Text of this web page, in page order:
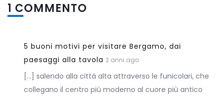
1 COMMENTO
5 buoni motivi per visitare Bergamo, dai
paesaggi alla tavola 2 anni ago
[…] salendo alla città alta attraverso le funicolari, che
collegano il centro più moderno al cuore più antico